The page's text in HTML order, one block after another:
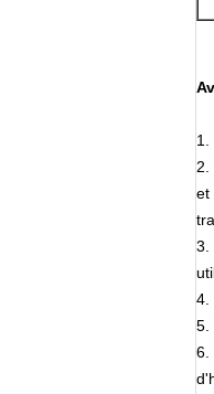
1.
2.
et
3.
4.
5.
6.